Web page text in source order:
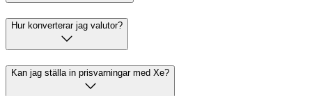
Hur konverterar jag valutor?
Kan jag ställa in prisvarningar med Xe?